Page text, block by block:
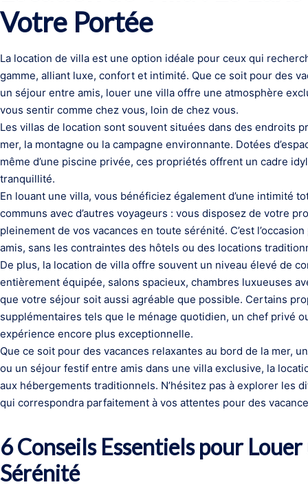
Votre Portée
La location de villa est une option idéale pour ceux qui
gamme, alliant luxe, confort et intimité. Que ce soit pour des
un séjour entre amis, louer une villa offre une atmosphère
vous sentir comme chez vous, loin de chez vous.
Les villas de location sont souvent situées dans des endroits
mer, la montagne ou la campagne environnante. Dotées
même d’une piscine privée, ces propriétés offrent un cadre
tranquillité.
En louant une villa, vous bénéficiez également d’une intimité
communs avec d’autres voyageurs : vous disposez de votre
pleinement de vos vacances en toute sérénité. C’est
amis, sans les contraintes des hôtels ou des locations
De plus, la location de villa offre souvent un niveau élevé de
entièrement équipée, salons spacieux, chambres luxueuses
que votre séjour soit aussi agréable que possible. Certains
supplémentaires tels que le ménage quotidien, un chef privé
expérience encore plus exceptionnelle.
Que ce soit pour des vacances relaxantes au bord de la mer,
ou un séjour festif entre amis dans une villa exclusive, la
aux hébergements traditionnels. N’hésitez pas à explorer les
qui correspondra parfaitement à vos attentes pour des
6 Conseils Essentiels pour
Sérénité